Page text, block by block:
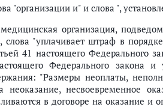
"организации и" и слова ",
организация,
слова "уплачивает штраф в
41 настоящего Федерального
Федерального закона и
"Размеры неоплаты,
несвоевременное
в договоре на оказание